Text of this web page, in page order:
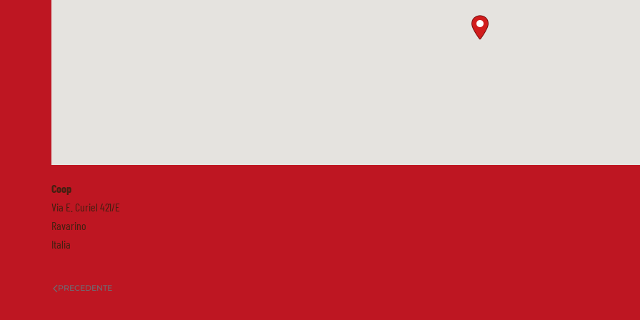
Coop
Via E. Curiel 421/E
Ravarino
Italia
PRECEDENTE